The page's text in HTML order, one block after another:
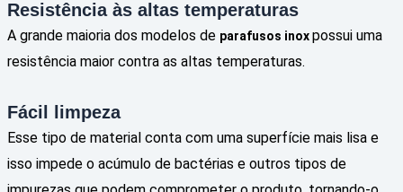
Resistência às altas temperaturas
A grande maioria dos modelos de parafusos inoxpossui uma
resistência maior contra as altas temperaturas.
Fácil limpeza
Esse tipo de material conta com uma superfície mais lisa e
isso impede o acúmulo de bactérias e outros tipos de